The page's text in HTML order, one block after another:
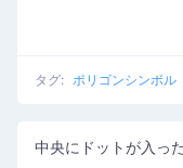
タグ: ポリゴンシンボル
中央にドットが入っ